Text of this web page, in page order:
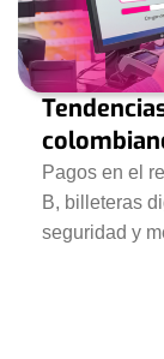
Pagos en el
B, billeteras
seguridad y